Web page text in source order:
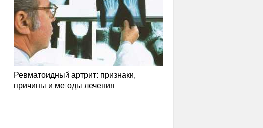
Ревматоидный артрит: признаки,
причины и методы лечения